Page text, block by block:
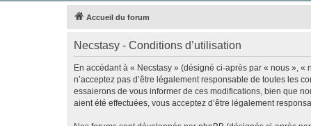
Accueil du forum
Necstasy - Conditions d’utilisation
En accédant à « Necstasy » (désigné ci-après par « nous »,
n’acceptez pas d’être légalement responsable de toutes les
essaierons de vous informer de ces modifications, bien que
aient été effectuées, vous acceptez d’être légalement